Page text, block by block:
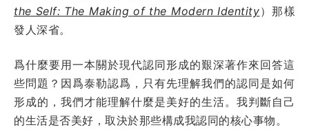
the Self: The Making of the Modern Identity）那樣
發人深省。
爲什麼要用一本關於現代認同形成的艱深著作來回答這
些問題？因爲泰勒認爲，只有先理解我們的認同是如何
形成的，我們才能理解什麼是美好的生活。我判斷自己
的生活是否美好，取決於那些構成我認同的核心事物。